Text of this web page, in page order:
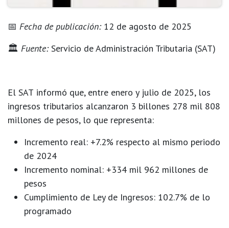
📅 Fecha de publicación: 12 de agosto de 2025
🏛 Fuente: Servicio de Administración Tributaria (SAT)
El SAT informó que, entre enero y julio de 2025, los
ingresos tributarios alcanzaron 3 billones 278 mil 808
millones de pesos, lo que representa:
Incremento real: +7.2% respecto al mismo periodo
de 2024
Incremento nominal: +334 mil 962 millones de
pesos
Cumplimiento de Ley de Ingresos: 102.7% de lo
programado